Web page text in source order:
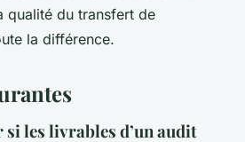
qualité du transfert de
la différence.
les livrables d’un audit